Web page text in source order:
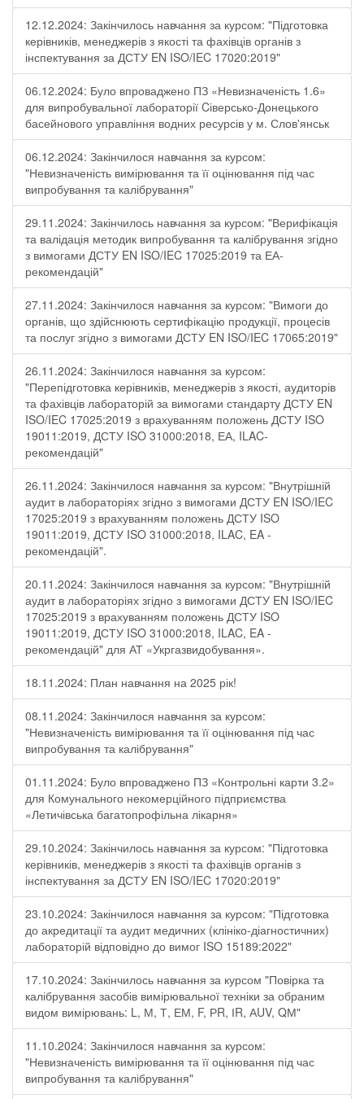
12.12.2024: Закінчилось навчання за курсом: "Підготовка
керівників, менеджерів з якості та фахівців органів з
інспектування за ДСТУ EN ISO/IEC 17020:2019"
06.12.2024: Було впроваджено ПЗ «Невизначеність 1.6»
для випробувальної лабораторії Cіверсько-Донецького
басейнового управління водних ресурсів у м. Слов'янськ
06.12.2024: Закінчилося навчання за курсом:
"Невизначеність вимірювання та її оцінювання під час
випробування та калібрування"
29.11.2024: Закінчилось навчання за курсом: "Верифікація
та валідація методик випробування та калібрування згідно
з вимогами ДСТУ EN ISO/IEC 17025:2019 та ЕА-
рекомендацій"
27.11.2024: Закінчилося навчання за курсом: "Вимоги до
органів, що здійснюють сертифікацію продукції, процесів
та послуг згідно з вимогами ДСТУ EN ISO/IEC 17065:2019"
26.11.2024: Закінчилося навчання за курсом:
"Перепідготовка керівників, менеджерів з якості, аудиторів
та фахівців лабораторій за вимогами стандарту ДСТУ EN
ISO/IEC 17025:2019 з врахуванням положень ДСТУ ISO
19011:2019, ДСТУ ISO 31000:2018, ЕА, ILAC-
рекомендацій"
26.11.2024: Закінчилося навчання за курсом: "Внутрішній
аудит в лабораторіях згідно з вимогами ДСТУ EN ISO/IEC
17025:2019 з врахуванням положень ДСТУ ISO
19011:2019, ДСТУ ISO 31000:2018, ILAC, EA -
рекомендацій".
20.11.2024: Закінчилося навчання за курсом: "Внутрішній
аудит в лабораторіях згідно з вимогами ДСТУ EN ISO/IEC
17025:2019 з врахуванням положень ДСТУ ISO
19011:2019, ДСТУ ISO 31000:2018, ILAC, EA -
рекомендацій" для АТ «Укргазвидобування».
18.11.2024: План навчання на 2025 рік!
08.11.2024: Закінчилося навчання за курсом:
"Невизначеність вимірювання та її оцінювання під час
випробування та калібрування"
01.11.2024: Було впроваджено ПЗ «Контрольні карти 3.2»
для Комунального некомерційного підприємства
«Летичівська багатопрофільна лікарня»
29.10.2024: Закінчилось навчання за курсом: "Підготовка
керівників, менеджерів з якості та фахівців органів з
інспектування за ДСТУ EN ISO/IEC 17020:2019"
23.10.2024: Закінчилося навчання за курсом: "Підготовка
до акредитації та аудит медичних (клініко-діагностичних)
лабораторій відповідно до вимог ISO 15189:2022"
17.10.2024: Закінчилось навчання за курсом "Повірка та
калібрування засобів вимірювальної техніки за обраним
видом вимірювань: L, М, Т, ЕМ, F, РR, ІR, АUV, QМ"
11.10.2024: Закінчилося навчання за курсом:
"Невизначеність вимірювання та її оцінювання під час
випробування та калібрування"